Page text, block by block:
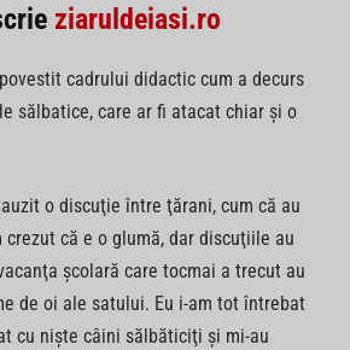
ziaruldeiasi.ro
cadrului didactic cum a decurs
sălbatice, care ar fi atacat chiar şi o
o discuţie între ţărani, cum că au
că e o glumă, dar discuţiile au
şcolară care tocmai a trecut au
de oi ale satului. Eu i-am tot întrebat
cu nişte câini sălbăticiţi şi mi-au